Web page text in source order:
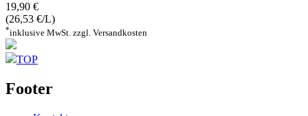
19,90 €
(26,53 €/L)
*inklusive MwSt. zzgl. Versandkosten
TOP
Footer